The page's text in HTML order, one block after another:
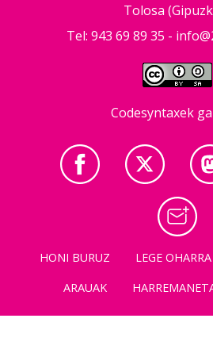
Tolosa
Tel: 943 69 89 35 -
Codesyntaxek
HONI BURUZ LEGE OHARRA
ARAUAK